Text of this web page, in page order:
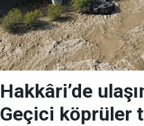
Hakkâri’de
Geçici köprüler